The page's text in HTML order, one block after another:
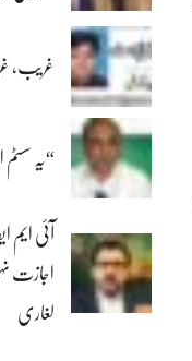
غریب،
“یہ
آئی ایم
اجازت
لغاری